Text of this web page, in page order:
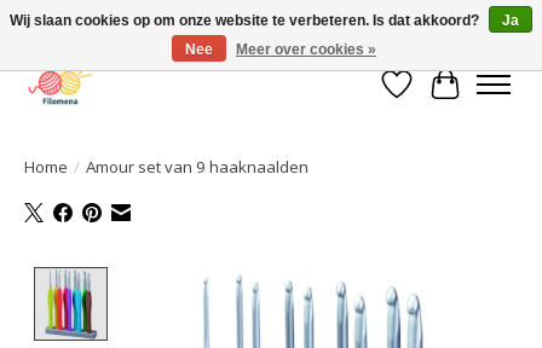
Verlanglijst
Home / Amour set van 9 haaknaalden
Product image slideshow Items
Wij slaan cookies op om onze website te verbeteren. Is dat akkoord?
Ja
Nee
Meer over cookies »